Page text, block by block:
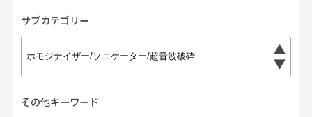
サブカテゴリー
その他キーワード